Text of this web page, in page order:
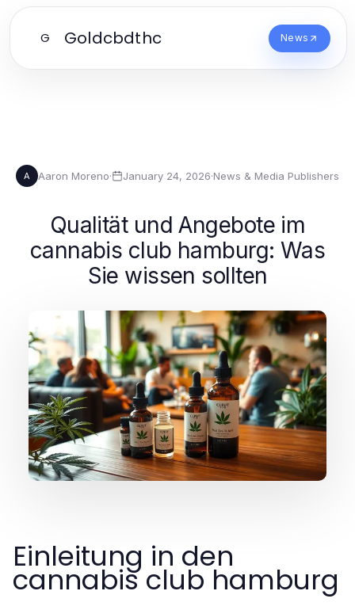
G Goldcbdthc News
A Aaron Moreno· January 24, 2026·News & Media Publishers
Qualität und Angebote im
cannabis club hamburg: Was
Sie wissen sollten
Einleitung in den
cannabis club hamburg